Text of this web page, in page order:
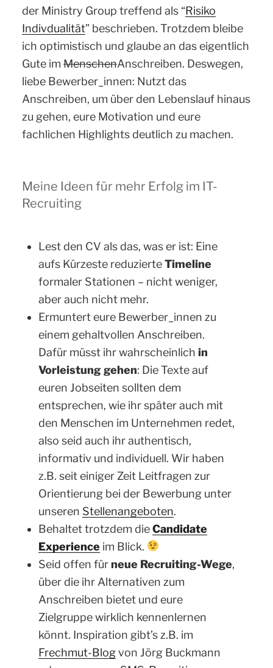
der Ministry Group treffend als “Risiko
Indivdualität” beschrieben. Trotzdem bleibe
ich optimistisch und glaube an das eigentlich
Gute im MenschenAnschreiben. Deswegen,
liebe Bewerber_innen: Nutzt das
Anschreiben, um über den Lebenslauf hinaus
zu gehen, eure Motivation und eure
fachlichen Highlights deutlich zu machen.
Meine Ideen für mehr Erfolg im IT-
Recruiting
Lest den CV als das, was er ist: Eine
aufs Kürzeste reduzierteTimeline
formaler Stationen – nicht weniger,
aber auch nicht mehr.
Ermuntert eure Bewerber_innen zu
einem gehaltvollen Anschreiben.
Dafür müsst ihr wahrscheinlich in
Vorleistung gehen: Die Texte auf
euren Jobseiten sollten dem
entsprechen, wie ihr später auch mit
den Menschen im Unternehmen redet,
also seid auch ihr authentisch,
informativ und individuell. Wir haben
z.B. seit einiger Zeit Leitfragen zur
Orientierung bei der Bewerbung unter
unseren Stellenangeboten.
Behaltet trotzdem dieCandidate
Experience im Blick.
Seid offen fürneue Recruiting-Wege,
über die ihr Alternativen zum
Anschreiben bietet und eure
Zielgruppe wirklich kennenlernen
könnt. Inspiration gibt’s z.B. im
Frechmut-Blogvon Jörg Buckmann